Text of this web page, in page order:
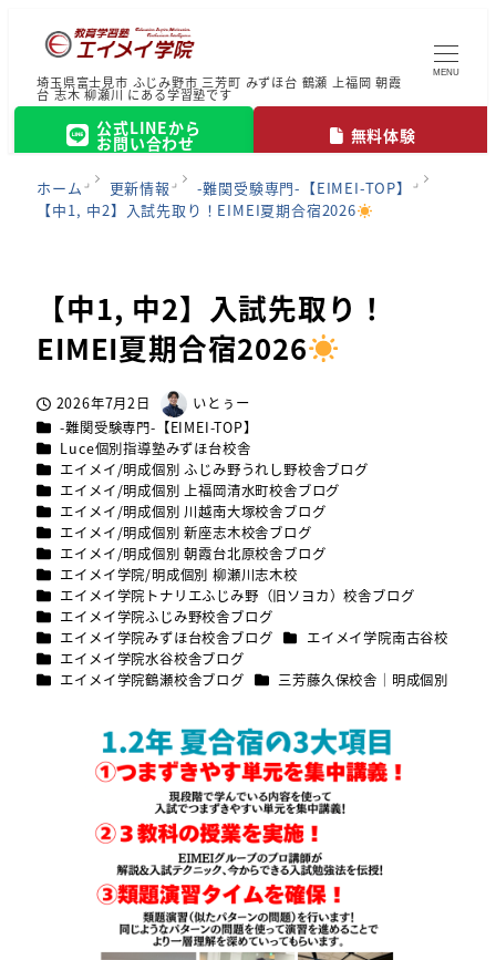
埼玉県富士見市 ふじみ野市 三芳町 みずほ台 鶴瀬 上福岡 朝霞
台 志木 柳瀬川 にある学習塾です
公式LINEから
お問い合わせ 無料体験
MENU
ホーム 更新情報
-難関受験専門-【EIMEI-TOP】
【中1, 中2】入試先取り！EIMEI夏期合宿2026
【中1, 中2】入試先取り！
EIMEI夏期合宿2026
投稿日2026年7月2日
著
者
いとぅー
カテゴリー
-難関受験専門-【EIMEI-TOP】
カテゴリー
Luce個別指導塾みずほ台校舎
カテゴリー
エイメイ/明成個別 ふじみ野うれし野校舎ブログ
カテゴリー
エイメイ/明成個別 上福岡清水町校舎ブログ
カテゴリー
エイメイ/明成個別 川越南大塚校舎ブログ
カテゴリー
エイメイ/明成個別 新座志木校舎ブログ
カテゴリー
エイメイ/明成個別 朝霞台北原校舎ブログ
カテゴリー
エイメイ学院/明成個別 柳瀬川志木校
カテゴリー
エイメイ学院トナリエふじみ野（旧ソヨカ）校舎ブログ
カテゴリー
エイメイ学院ふじみ野校舎ブログ
カテゴリー
エイメイ学院みずほ台校舎ブログ カテゴリー
エイメイ学院南古谷校
カテゴリー
エイメイ学院水谷校舎ブログ
カテゴリー
エイメイ学院鶴瀬校舎ブログ カテゴリー
三芳藤久保校舎｜明成個別